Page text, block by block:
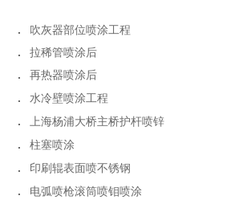
.
吹灰器部位喷涂工程
.
拉稀管喷涂后
.
再热器喷涂后
.
水冷壁喷涂工程
.
上海杨浦大桥主桥护杆喷锌
.
柱塞喷涂
.
印刷辊表面喷不锈钢
.
电弧喷枪滚筒喷钼喷涂